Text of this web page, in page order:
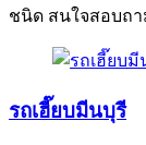
ชนิด สนใจสอบถา
รถเฮี๊ยบมีนบุรี